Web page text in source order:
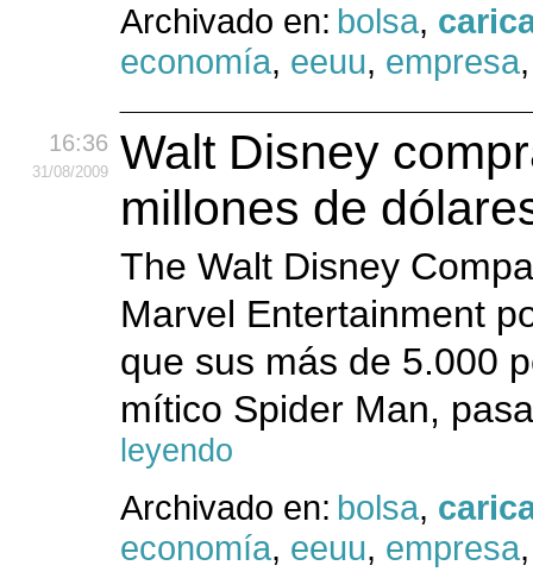
Archivado en: bolsa,
economía, eeuu, empresa
16:36
31/08/2009
Walt Disney
millones de
The Walt Disney
Marvel Entertainment
que sus más de 5.000
mítico Spider Man,
leyendo
Archivado en: bolsa,
economía, eeuu, empresa